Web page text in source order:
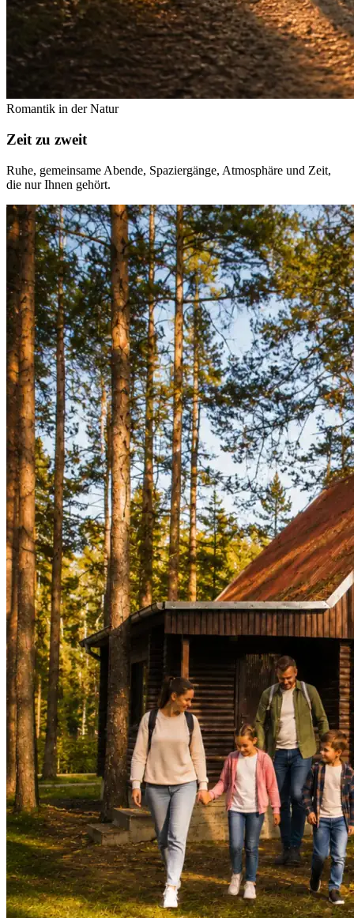
Romantik in der Natur
Zeit zu zweit
Ruhe, gemeinsame Abende, Spaziergänge, Atmosphäre und Zeit,
die nur Ihnen gehört.